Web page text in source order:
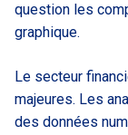
question les
graphique.
Le secteur
majeures. Les
des données